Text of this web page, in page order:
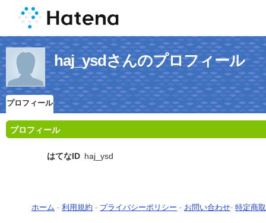
haj_ysdさんのプロフィール
プロフィール
プロフィール
はてなID haj_ysd
ホーム - 利用規約 - プライバシーポリシー - お問い合わせ- 特定商